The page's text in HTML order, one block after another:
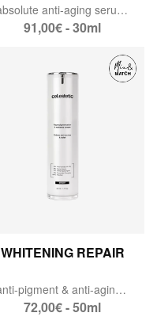
absolute anti-aging serum.
91,00€ - 30ml
WHITENING REPAIR
anti-pigment & anti-aging crème.
72,00€ - 50ml